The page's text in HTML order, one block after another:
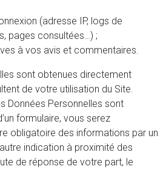
(adresse IP, logs de
pages consultées…) ;
à vos avis et commentaires.
sont obtenues directement
de votre utilisation du Site.
Données Personnelles sont
formulaire, vous serez
obligatoire des informations par un
indication à proximité des
de réponse de votre part, le